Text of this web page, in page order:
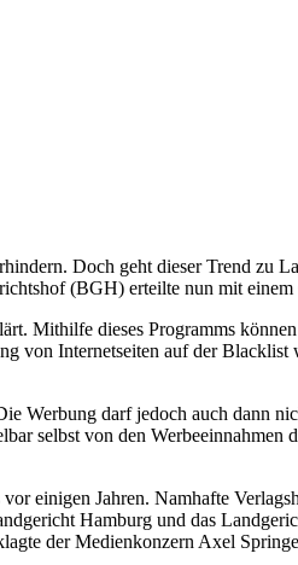
Doch geht dieser Trend zu
(BGH) erteilte nun mit
dieses Programms
von Internetseiten auf der
Werbung darf jedoch auch dann
selbst von den Werbeeinnahmen
einigen Jahren. Namhafte
Hamburg und das
der Medienkonzern Axel